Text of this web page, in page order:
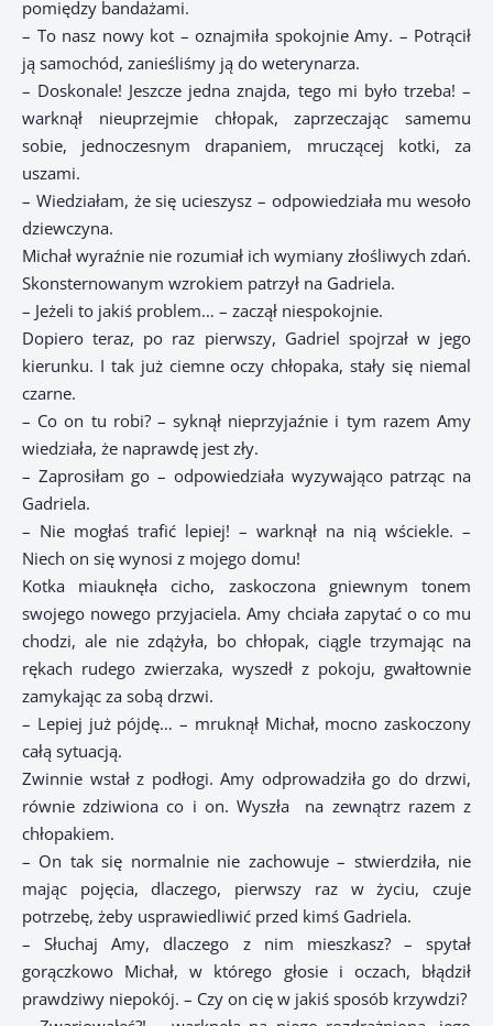
pomiędzy bandażami.
– To nasz nowy kot – oznajmiła spokojnie Amy. – Potrącił
ją samochód, zanieśliśmy ją do weterynarza.
– Doskonale! Jeszcze jedna znajda, tego mi było trzeba! –
warknął nieuprzejmie chłopak, zaprzeczając samemu
sobie, jednoczesnym drapaniem, mruczącej kotki, za
uszami.
– Wiedziałam, że się ucieszysz – odpowiedziała mu wesoło
dziewczyna.
Michał wyraźnie nie rozumiał ich wymiany złośliwych zdań.
Skonsternowanym wzrokiem patrzył na Gadriela.
– Jeżeli to jakiś problem… – zaczął niespokojnie.
Dopiero teraz, po raz pierwszy, Gadriel spojrzał w jego
kierunku. I tak już ciemne oczy chłopaka, stały się niemal
czarne.
– Co on tu robi? – syknął nieprzyjaźnie i tym razem Amy
wiedziała, że naprawdę jest zły.
– Zaprosiłam go – odpowiedziała wyzywająco patrząc na
Gadriela.
– Nie mogłaś trafić lepiej! – warknął na nią wściekle. –
Niech on się wynosi z mojego domu!
Kotka miauknęła cicho, zaskoczona gniewnym tonem
swojego nowego przyjaciela. Amy chciała zapytać o co mu
chodzi, ale nie zdążyła, bo chłopak, ciągle trzymając na
rękach rudego zwierzaka, wyszedł z pokoju, gwałtownie
zamykając za sobą drzwi.
– Lepiej już pójdę… – mruknął Michał, mocno zaskoczony
całą sytuacją.
Zwinnie wstał z podłogi. Amy odprowadziła go do drzwi,
równie zdziwiona co i on. Wyszła
na zewnątrz razem z
chłopakiem.
– On tak się normalnie nie zachowuje – stwierdziła, nie
mając pojęcia, dlaczego, pierwszy raz w życiu, czuje
potrzebę, żeby usprawiedliwić przed kimś Gadriela.
– Słuchaj Amy, dlaczego z nim mieszkasz? – spytał
gorączkowo Michał, w którego głosie i oczach, błądził
prawdziwy niepokój. – Czy on cię w jakiś sposób krzywdzi?